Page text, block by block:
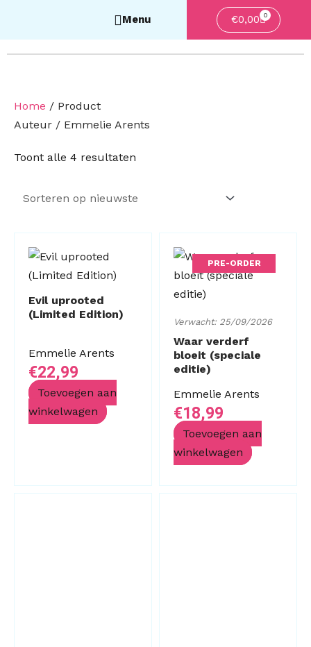
€0,00 0
Home / Product
Auteur / Emmelie Arents
Toont alle 4 resultaten
nieuwste
Evil uprooted
(Limited Edition)
Emmelie Arents
€22,99
Toevoegen aan
winkelwagen
PRE-ORDER
Verwacht: 25/09/2026
Waar verderf
bloeit (speciale
editie)
Emmelie Arents
€18,99
Toevoegen aan
winkelwagen